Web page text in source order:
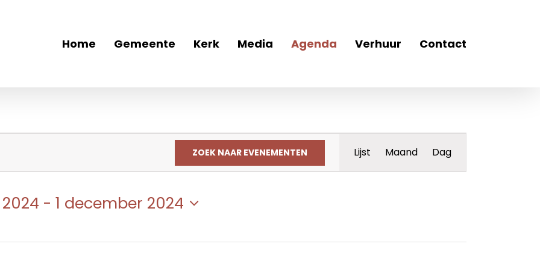
Home Gemeente Kerk Media Agenda Verhuur Contact
ZOEK NAAR EVENEMENTEN
weergaven
navigatie
Lijst Maand Dag
- 1 december 2024